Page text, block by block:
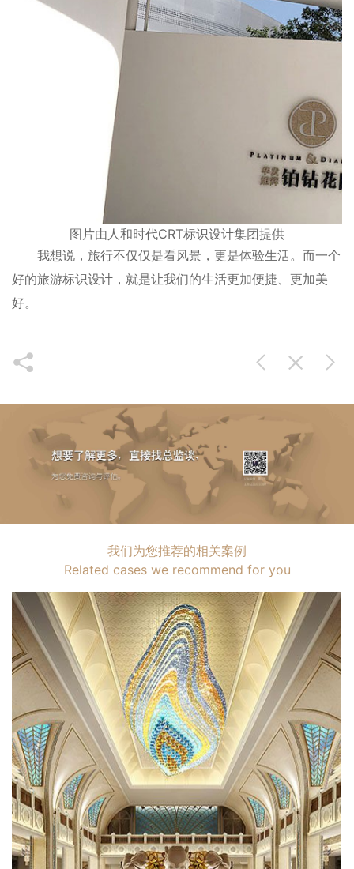
图片由人和时代CRT标识设计集团提供
我想说，旅行不仅仅是看风景，更是体验生活。而一个
好的旅游标识设计，就是让我们的生活更加便捷、更加美
好。
我们为您推荐的相关案例
Related cases we recommend for you